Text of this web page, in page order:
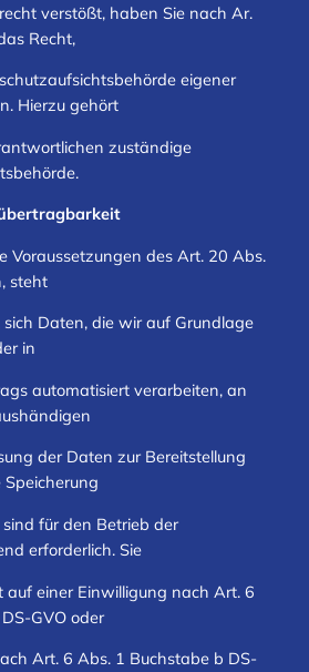
verstößt, haben Sie nach Ar.
Recht,
eigener
Hierzu gehört
zuständige
Voraussetzungen des Art. 20 Abs.
steht
Daten, die wir auf Grundlage
in
automatisiert verarbeiten, an
der Daten zur Bereitstellung
für den Betrieb der
erforderlich. Sie
auf einer Einwilligung nach Art. 6
GVO oder
Art. 6 Abs. 1 Buchstabe b DS-